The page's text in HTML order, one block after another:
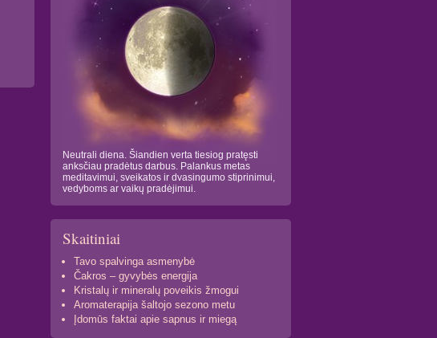
Neutrali diena. Šiandien verta tiesiog pratęsti
anksčiau pradėtus darbus. Palankus metas
meditavimui, sveikatos ir dvasingumo stiprinimui,
vedyboms ar vaikų pradėjimui.
Skaitiniai
Tavo spalvinga asmenybė
Čakros – gyvybės energija
Kristalų ir mineralų poveikis žmogui
Aromaterapija šaltojo sezono metu
Įdomūs faktai apie sapnus ir miegą